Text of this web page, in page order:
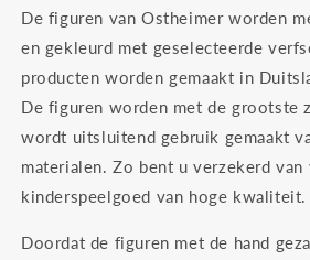
De figuren van Ostheimer worden
en gekleurd met geselecteerde
producten worden gemaakt in
De figuren worden met de grootste
wordt uitsluitend gebruik gemaakt
materialen. Zo bent u verzekerd
kinderspeelgoed van hoge kwaliteit.
Doordat de figuren met de hand